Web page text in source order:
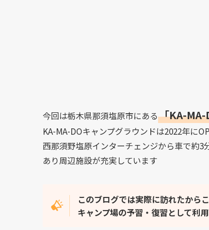
今回は栃木県那須塩原市にある「KA-MA-
KA-MA-DOキャンプグラウンドは2022年に
西那須野塩原インターチェンジから車で約
あり周辺施設が充実しています
このブログでは実際に訪れたから
キャンプ場の予習・復習として利用